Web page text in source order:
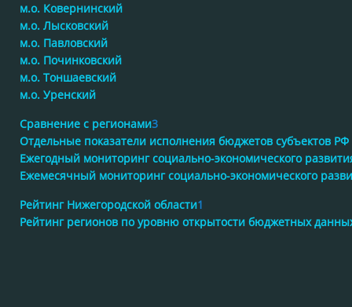
м.о. Ковернинский
м.о. Лысковский
м.о. Павловский
м.о. Починковский
м.о. Тоншаевский
м.о. Уренский
Сравнение с регионами3
Отдельные показатели исполнения бюджетов субъектов РФ
Ежегодный мониторинг социально-экономического
Ежемесячный мониторинг социально-экономического
Рейтинг Нижегородской области1
Рейтинг регионов по уровню открытости бюджетных